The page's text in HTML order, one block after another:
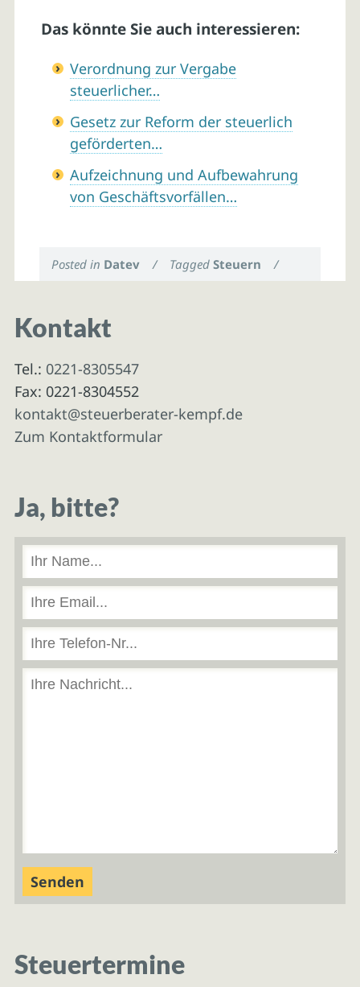
Das könnte Sie auch interessieren:
Verordnung zur Vergabe
steuerlicher…
Gesetz zur Reform der steuerlich
geförderten…
Aufzeichnung und Aufbewahrung
von Geschäftsvorfällen…
Posted in Datev / TaggedSteuern /
Kontakt
Tel.: 0221-8305547
Fax: 0221-8304552
kontakt@steuerberater-kempf.de
Zum Kontaktformular
Ja, bitte?
Steuertermine